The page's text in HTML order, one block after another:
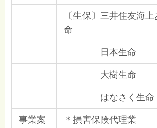
〔生保〕三井住友海
命
日本生命
大樹生命
はなさく生命
事業案
＊損害保険代理業